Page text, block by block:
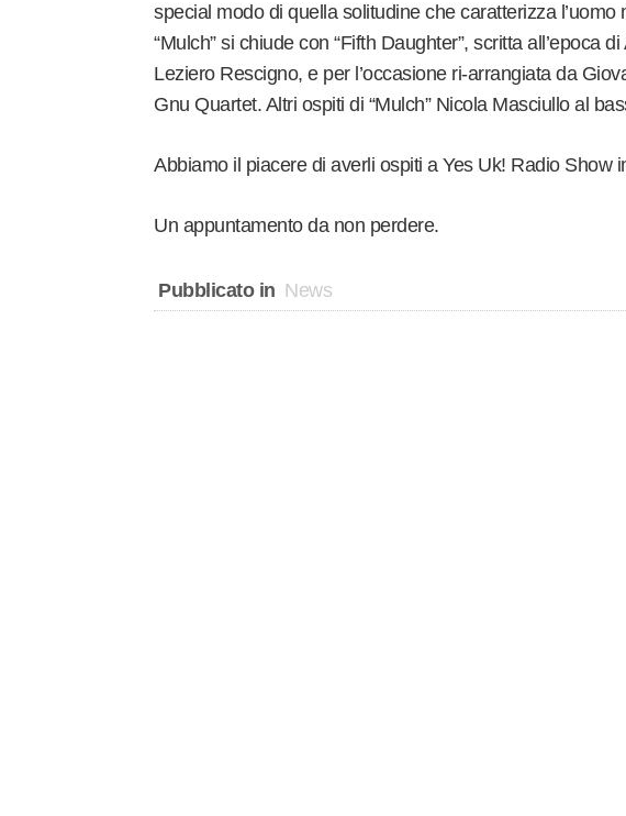
special modo di quella solitudine che caratterizza l’uomo
“Mulch” si chiude con “Fifth Daughter”, scritta all’epoca
Leziero Rescigno, e per l’occasione ri-arrangiata da
Gnu Quartet. Altri ospiti di “Mulch” Nicola Masciullo al
Abbiamo il piacere di averli ospiti a Yes Uk! Radio Show
Un appuntamento da non perdere.
Pubblicato in News